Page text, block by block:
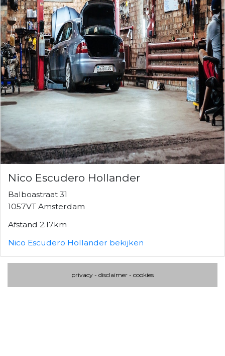
Nico Escudero Hollander
Balboastraat 31
1057VT Amsterdam
Afstand 2.17km
Nico Escudero Hollander bekijken
privacy - disclaimer - cookies